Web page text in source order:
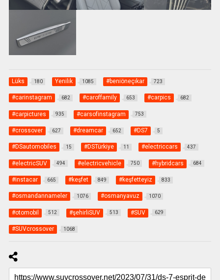
Lüks 180 Yenilik 1085 #beniöneçıkar 723
#carinstagram 682 #caroffamily 653 #carpics 682
#carpictures 935 #carsofinstagram 753
#crossover 627 #dreamcar 652 #DS7 5
#DSautomobiles 15 #DSTürkiye 11 #electriccars 437
#electricSUV 494 #electricvehicle 750 #hybridcars 684
#instacar 665 #keşfet 849 #keşfetteyiz 833
#osmandannameler 1076 #osmanyavuz 1070
#otomobil 512 #şehirliSUV 513 #SUV 629
#SUVcrossover 1068